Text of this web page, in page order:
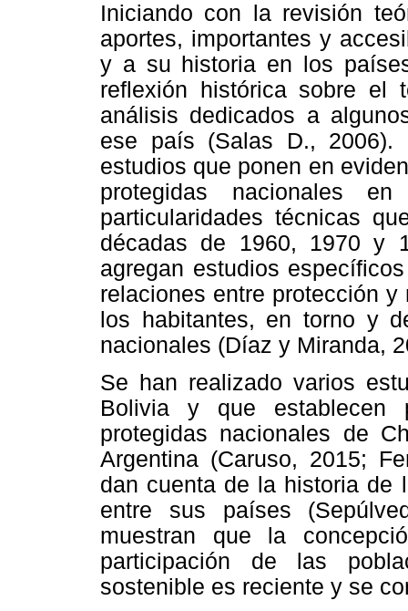
Iniciando con la revisión
aportes, importantes y
y a su historia en los
reflexión histórica sobre el
análisis dedicados a
ese país (Salas D., 2006).
estudios que ponen en
protegidas nacionales
particularidades técnicas
décadas de 1960, 1970 y
agregan estudios
relaciones entre protección
los habitantes, en torno y
nacionales (Díaz y Miranda,
Se han realizado varios
Bolivia y que establecen
protegidas nacionales de
Argentina (Caruso, 2015;
dan cuenta de la historia de
entre sus países
muestran que la
participación de las
sostenible es reciente y se